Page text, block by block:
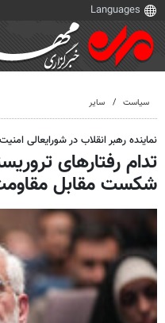
سیاست سایر
نماینده رهبر انقلاب در شورایعالی
تدام رفتارهای
شکست مقابل